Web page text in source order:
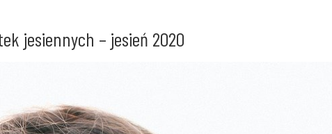
jesiennych – jesień 2020